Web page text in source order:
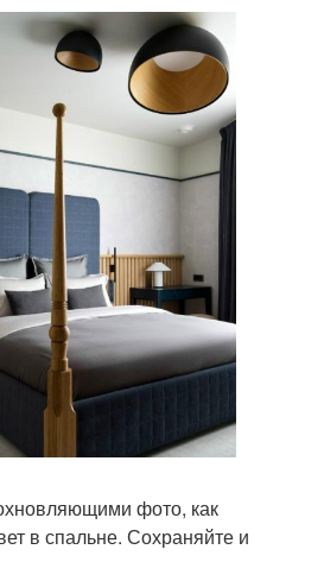
фото, как
в спальне. Сохраняйте и